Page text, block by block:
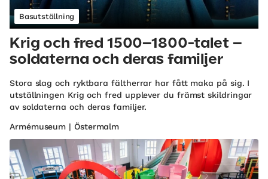
Basutställning
Krig och fred 1500–1800-talet –
soldaterna och deras familjer
Stora slag och ryktbara fältherrar har fått maka på sig. I
utställningen Krig och fred upplever du främst skildringar
av soldaterna och deras familjer.
Armémuseum | Östermalm